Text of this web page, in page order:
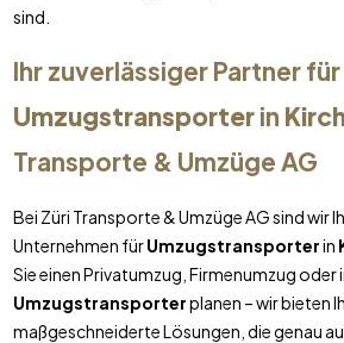
sind.
Ihr zuverlässiger Partner für
Umzugstransporterin
Transporte & Umzüge AG
Bei Züri Transporte & Umzüge AG sind wir
Unternehmen fürUmzugstransporterin
Sie einen Privatumzug, Firmenumzug
Umzugstransporterplanen – wir bieten
maßgeschneiderte Lösungen, die genau